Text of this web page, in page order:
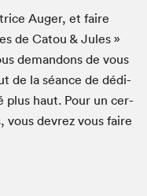
Auger, et faire
de Catou & Jules »
deman­dons de vous
de la séance de dédi­
plus haut. Pour un cer­
vous devrez vous faire